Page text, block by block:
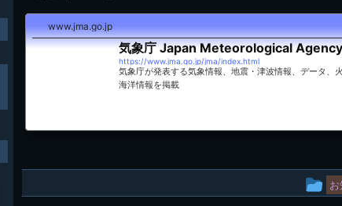
会員メッセージ 鉄道連隊
www.jma.go.jp
気象庁 Japan Meteorological Agency
https://www.jma.go.jp/jma/index.html
気象庁が発表する気象情報、地震・津波情報、データ、
海洋情報を掲載
投